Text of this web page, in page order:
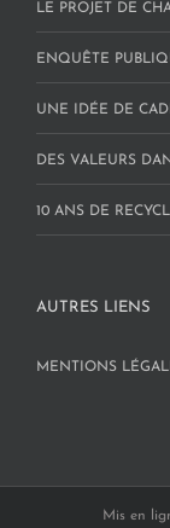
LE PROJET DE
ENQUÊTE
UNE IDÉE DE
DES VALEURS
10 ANS DE
AUTRES LIENS
MENTIONS
Mis en